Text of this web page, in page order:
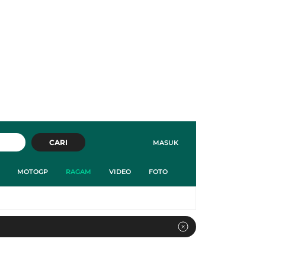
MASUK
CARI
MOTOGP RAGAM VIDEO FOTO